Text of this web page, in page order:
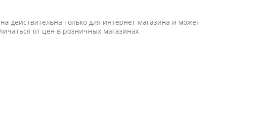
действительна только для интернет-магазина и может
от цен в розничных магазинах